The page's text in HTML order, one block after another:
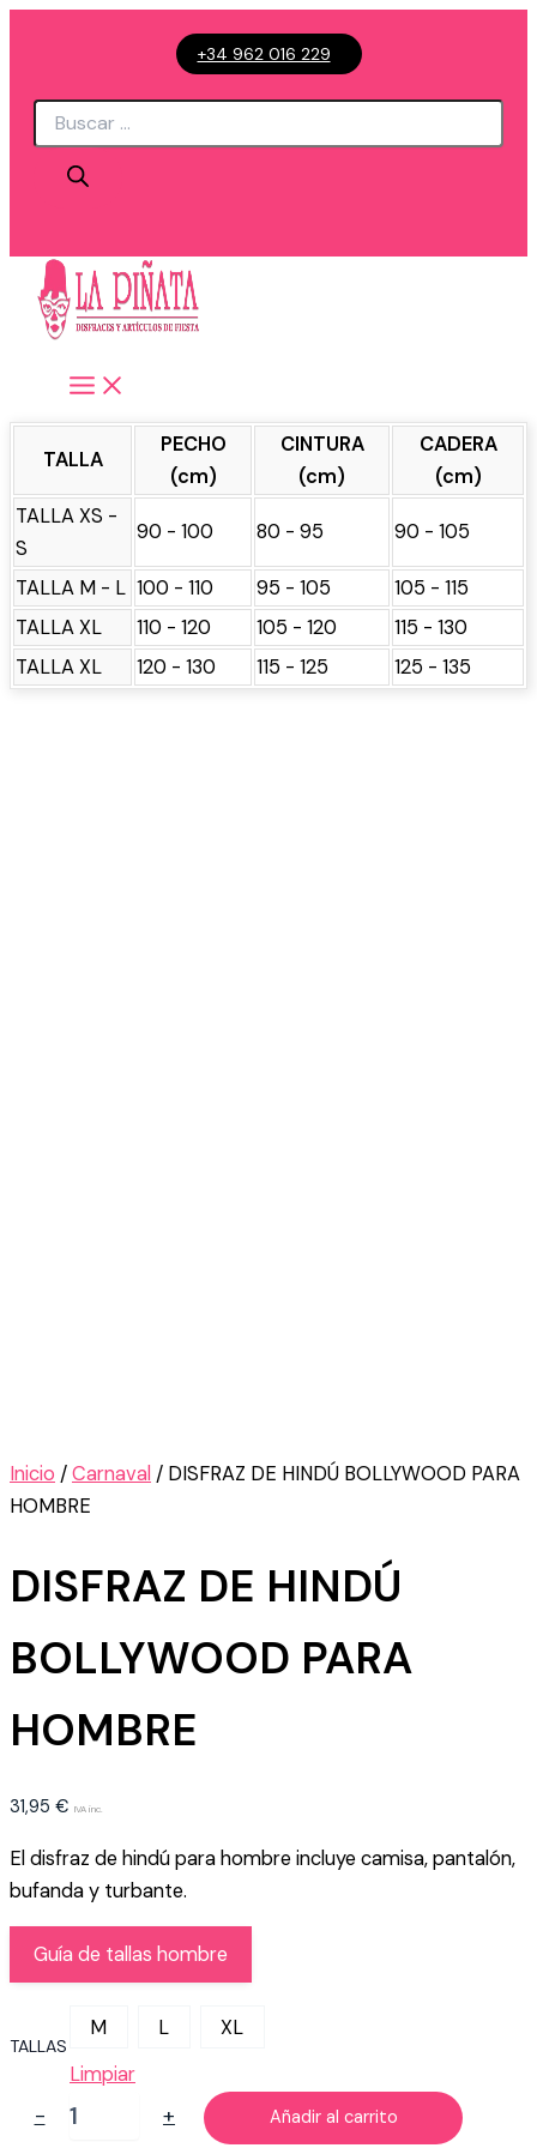
+34 962 016 229
Búsqueda
TALLA
PECHO
(cm)
CINTURA
(cm)
CADERA
(cm)
TALLA XS -
S
90 - 100 80 - 95 90 - 105
TALLA M - L 100 - 110 95 - 105
105 - 115
TALLA XL
110 - 120 105 - 120
115 - 130
TALLA XL
120 - 130 115 - 125 125 - 135
Inicio /Carnaval / DISFRAZ DE HINDÚ BOLLYWOOD PARA
HOMBRE
DISFRAZ DE HINDÚ
BOLLYWOOD PARA
HOMBRE
31,95 € IVA inc.
El disfraz de hindú para hombre incluye camisa, pantalón,
bufanda y turbante.
Guía de tallas hombre
TALLAS
M L
XL
Limpiar
-
DISFRAZ
+ Añadir al carrito